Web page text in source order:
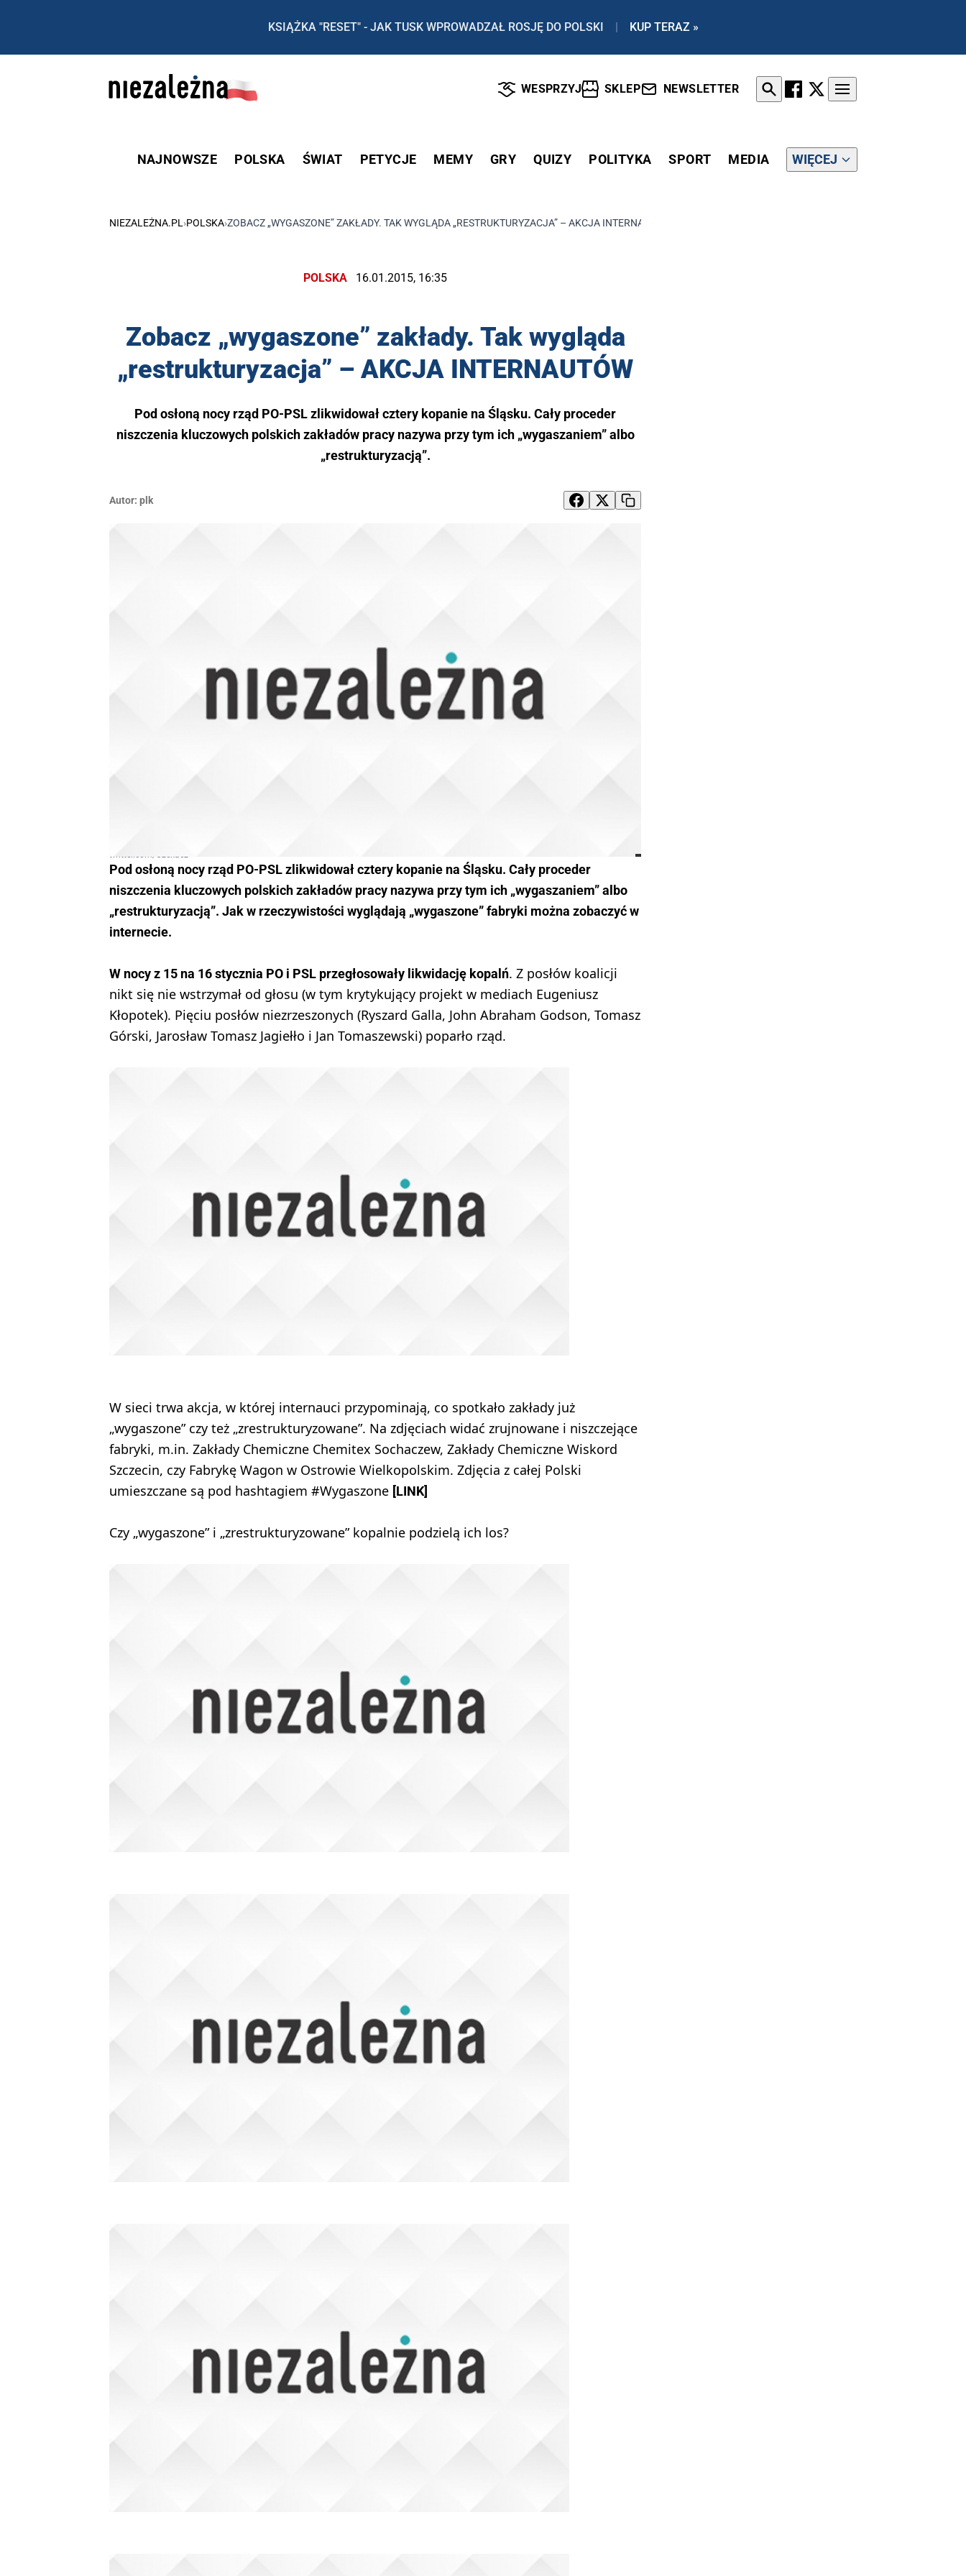
KSIĄŻKA "RESET" - JAK TUSK WPROWADZAŁ ROSJĘ DO POLSKI | KUP TERAZ »
WESPRZYJ SKLEP NEWSLETTER
NAJNOWSZE POLSKA ŚWIAT PETYCJE MEMY GRY QUIZY POLITYKA SPORT MEDIA WIĘCEJ
NIEZALEŻNA.PL ›POLSKA›ZOBACZ „WYGASZONE” ZAKŁADY. TAK WYGLĄDA „RESTRUKTURYZACJA” – AKCJA INTERNAUTÓW
POLSKA 16.01.2015, 16:35
Zobacz „wygaszone” zakłady. Tak wygląda
„restrukturyzacja” – AKCJA INTERNAUTÓW
Pod osłoną nocy rząd PO-PSL zlikwidował cztery kopanie na Śląsku. Cały proceder
niszczenia kluczowych polskich zakładów pracy nazywa przy tym ich „wygaszaniem” albo
„restrukturyzacją”.
Autor: plk
Pod osłoną nocy rząd PO-PSL zlikwidował cztery kopanie na Śląsku. Cały proceder
niszczenia kluczowych polskich zakładów pracy nazywa przy tym ich „wygaszaniem” albo
„restrukturyzacją”. Jak w rzeczywistości wyglądają „wygaszone” fabryki można zobaczyć w
internecie.
W nocy z 15 na 16 stycznia PO i PSL przegłosowały likwidację kopalń. Z posłów koalicji
nikt się nie wstrzymał od głosu (w tym krytykujący projekt w mediach Eugeniusz
Kłopotek). Pięciu posłów niezrzeszonych (Ryszard Galla, John Abraham Godson, Tomasz
Górski, Jarosław Tomasz Jagiełło i Jan Tomaszewski) poparło rząd.
W sieci trwa akcja, w której internauci przypominają, co spotkało zakłady już
„wygaszone” czy też „zrestrukturyzowane”. Na zdjęciach widać zrujnowane i niszczejące
fabryki, m.in. Zakłady Chemiczne Chemitex Sochaczew, Zakłady Chemiczne Wiskord
Szczecin, czy Fabrykę Wagon w Ostrowie Wielkopolskim. Zdjęcia z całej Polski
umieszczane są pod hashtagiem #Wygaszone [LINK]
Czy „wygaszone” i „zrestrukturyzowane” kopalnie podzielą ich los?